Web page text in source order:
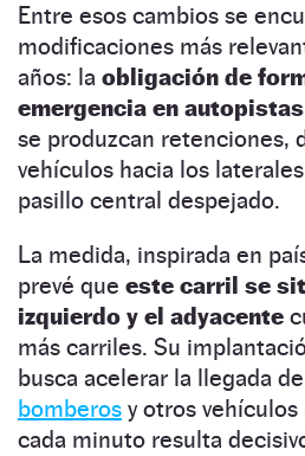
Entre esos cambios se
modificaciones más
años: la obligación de
emergencia en
se produzcan retenciones,
vehículos hacia los
pasillo central despejado.
La medida, inspirada en
prevé que este carril se
izquierdo y el adyacente
más carriles. Su
busca acelerar la llegada
bomberos y otros
cada minuto resulta